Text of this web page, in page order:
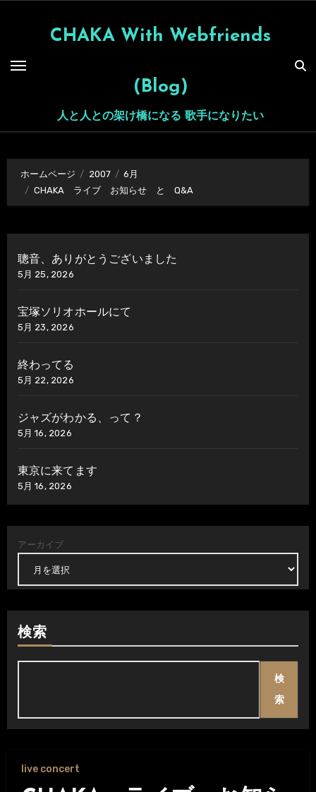
CHAKA With Webfriends
(Blog)
人と人との架け橋になる 歌手になりたい
ホームページ 2007
6月
CHAKA ライブ お知らせ と Q&A
聰音、ありがとうございました
5月 25, 2026
宝塚ソリオホールにて
5月 23, 2026
終わってる
5月 22, 2026
ジャズがわかる、って？
5月 16, 2026
東京に来てます
5月 16, 2026
アーカイブ
検索
検
索
live concert